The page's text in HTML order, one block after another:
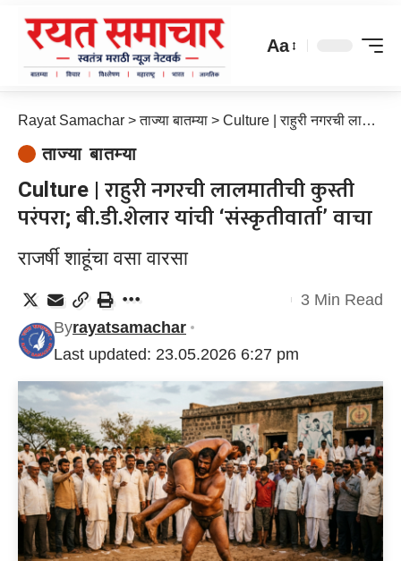
Aa
Rayat Samachar >ताज्या बातम्या > Culture | राहुरी नगरची लालमातीची कुस्ती परंपरा; बी.डी.शेलार यांची ‘संस्कृतीवार्ता’ वाचा
ताज्या बातम्या
Culture | राहुरी नगरची लालमातीची कुस्ती
परंपरा; बी.डी.शेलार यांची ‘संस्कृतीवार्ता’ वाचा
राजर्षी शाहूंचा वसा वारसा
Last updated: 23.05.2026 6:27 pm
Byrayatsamachar
3 Min Read